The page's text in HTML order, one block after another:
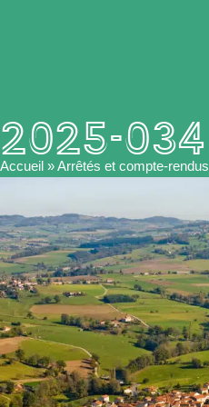
2025-034
Accueil »Arrêtés et compte-rendus